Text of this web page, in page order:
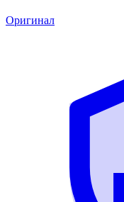
Оригинал